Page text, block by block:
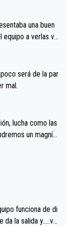
una buen
equipo a verlas ve
Más en San Seb
podríamos ten
será de la par
mal.
lucha como las
un magnífi
funciona de di
da la salida y…..ve